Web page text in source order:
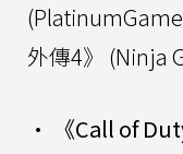
外傳4》 (Ninja
• 《Call of